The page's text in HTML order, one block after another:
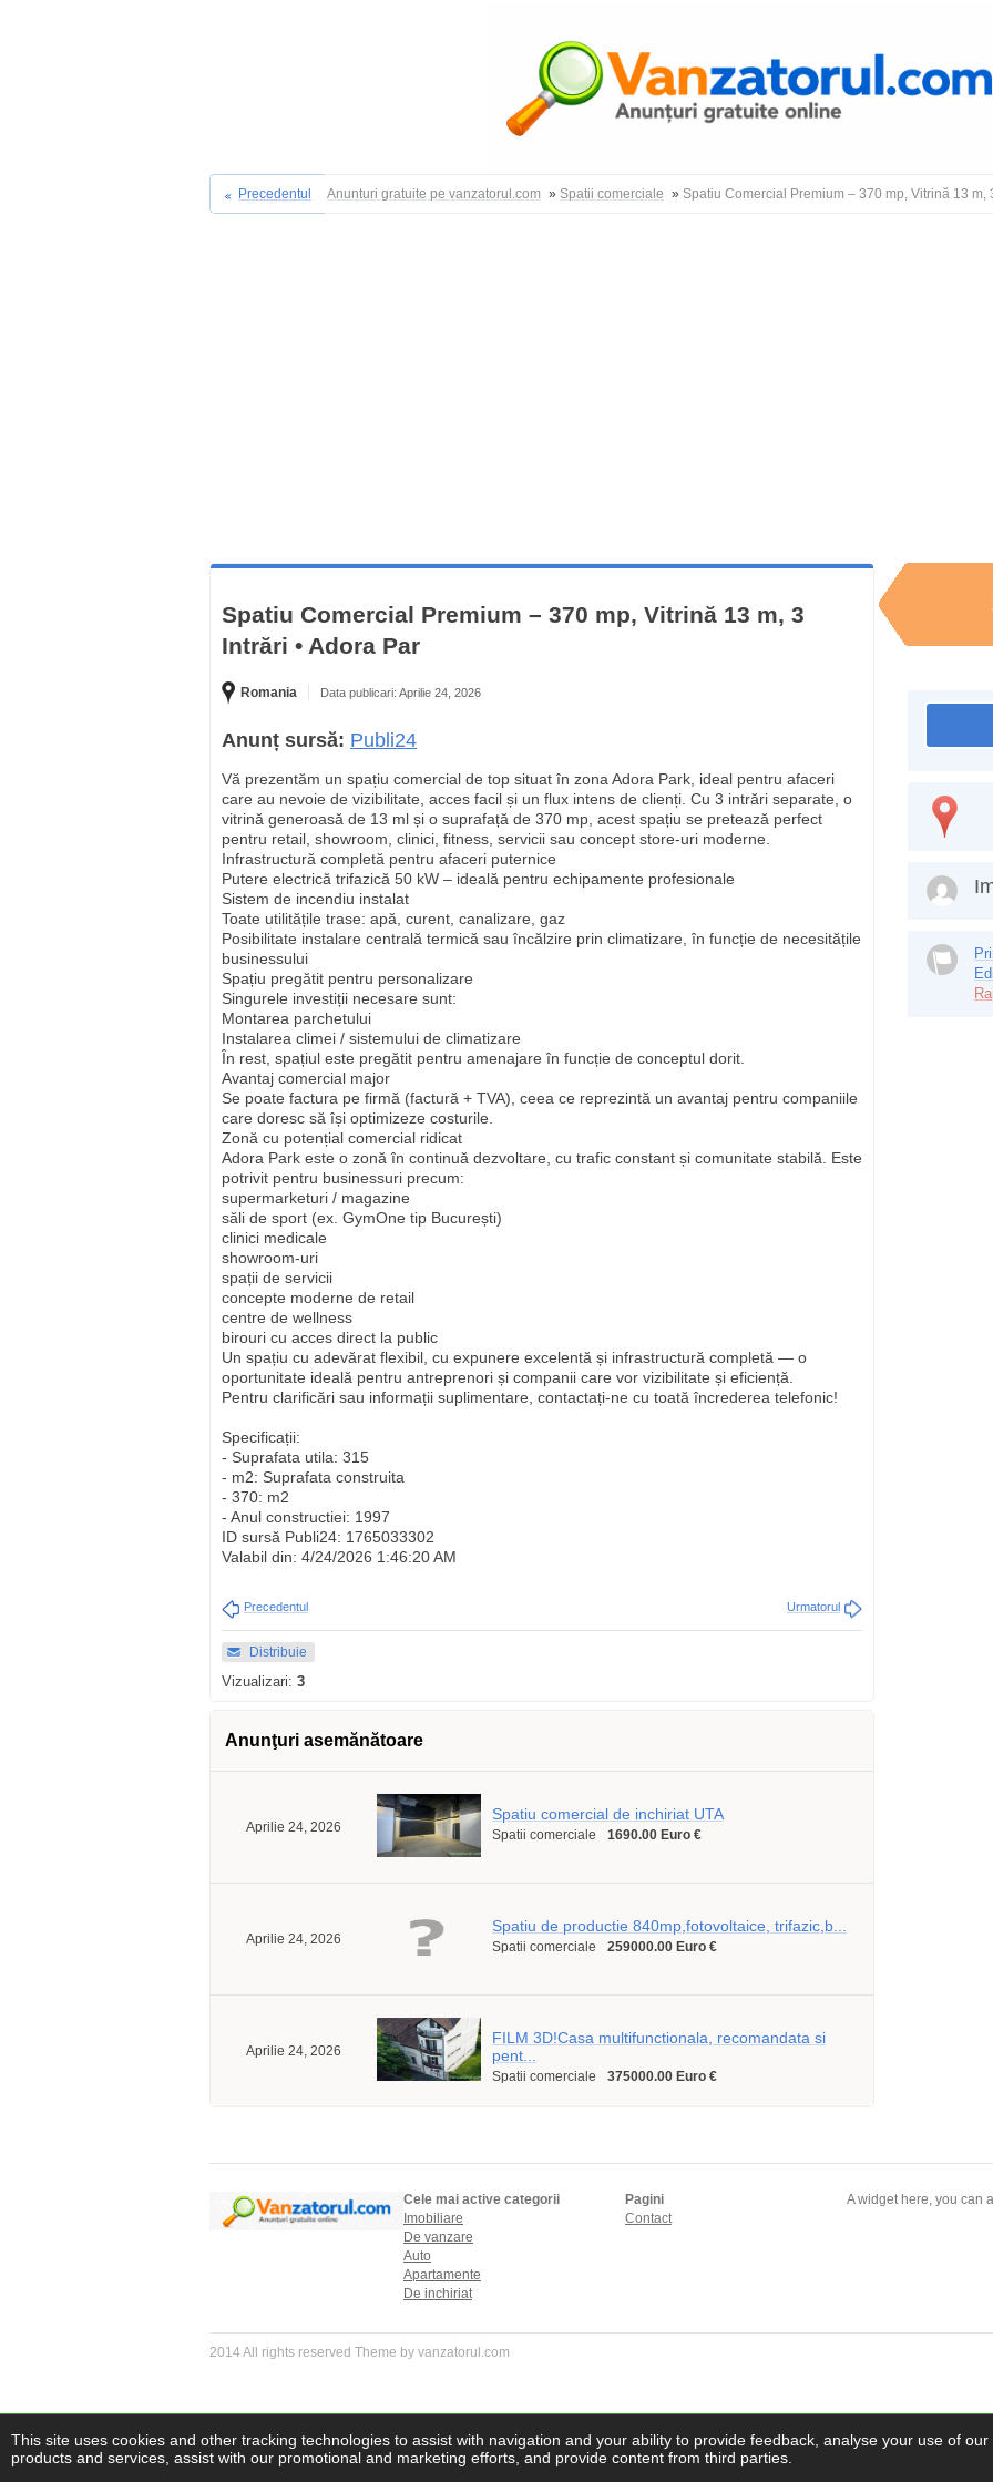
Precedentul Anunturi gratuite pe vanzatorul.com » Spatii comerciale » Spatiu Comercial Premium – 370 mp, Vitrină 13 m,
Spatiu Comercial Premium – 370 mp, Vitrină 13 m, 3
Intrări • Adora Par
Romania Data publicari: Aprilie 24, 2026
Anunț sursă: Publi24
Vă prezentăm un spațiu comercial de top situat în zona Adora Park, ideal pentru afaceri
care au nevoie de vizibilitate, acces facil și un flux intens de clienți. Cu 3 intrări separate, o
vitrină generoasă de 13 ml și o suprafață de 370 mp, acest spațiu se pretează perfect
pentru retail, showroom, clinici, fitness, servicii sau concept store-uri moderne.
Infrastructură completă pentru afaceri puternice
Putere electrică trifazică 50 kW – ideală pentru echipamente profesionale
Sistem de incendiu instalat
Toate utilitățile trase: apă, curent, canalizare, gaz
Posibilitate instalare centrală termică sau încălzire prin climatizare, în funcție de necesitățile
businessului
Spațiu pregătit pentru personalizare
Singurele investiții necesare sunt:
Montarea parchetului
Instalarea climei / sistemului de climatizare
În rest, spațiul este pregătit pentru amenajare în funcție de conceptul dorit.
Avantaj comercial major
Se poate factura pe firmă (factură + TVA), ceea ce reprezintă un avantaj pentru companiile
care doresc să își optimizeze costurile.
Zonă cu potențial comercial ridicat
Adora Park este o zonă în continuă dezvoltare, cu trafic constant și comunitate stabilă. Este
potrivit pentru businessuri precum:
supermarketuri / magazine
săli de sport (ex. GymOne tip București)
clinici medicale
showroom-uri
spații de servicii
concepte moderne de retail
centre de wellness
birouri cu acces direct la public
Un spațiu cu adevărat flexibil, cu expunere excelentă și infrastructură completă — o
oportunitate ideală pentru antreprenori și companii care vor vizibilitate și eficiență.
Pentru clarificări sau informații suplimentare, contactați-ne cu toată încrederea telefonic!
Specificații:
- Suprafata utila: 315
- m2: Suprafata construita
- 370: m2
- Anul constructiei: 1997
ID sursă Publi24: 1765033302
Valabil din: 4/24/2026 1:46:20 AM
Precedentul Urmatorul
Distribuie
Vizualizari: 3
Anunţuri asemănătoare
Aprilie 24, 2026
Spatiu comercial de inchiriat UTA
Spatii comerciale 1690.00 Euro €
Aprilie 24, 2026
Spatiu de productie 840mp,fotovoltaice, trifazic,b...
Spatii comerciale 259000.00 Euro €
Aprilie 24, 2026
FILM 3D!Casa multifunctionala, recomandata si
pent...
Spatii comerciale 375000.00 Euro €
Cele mai active categorii
Imobiliare
De vanzare
Auto
Apartamente
De inchiriat
Pagini
Contact
A widget here, you can
2014 All rights reserved Theme by vanzatorul.com
This site uses cookies and other tracking technologies to assist with navigation and your ability to provide feedback, analyse your use of our
products and services, assist with our promotional and marketing efforts, and provide content from third parties.